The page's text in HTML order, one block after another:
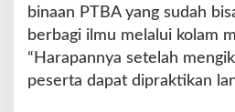
binaan PTBA yang sudah
berbagi ilmu melalui kolam
“Harapannya setelah
peserta dapat dipraktikan